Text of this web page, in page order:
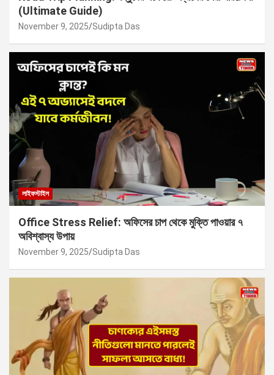
(Ultimate Guide)
November 9, 2025 Sudipta Das
লাইফস্টাইল
Office Stress Relief: অফিসের চাপ থেকে মুক্তি পাওয়ার ৭
অবিশ্বাস্য উপায়
November 9, 2025 Sudipta Das